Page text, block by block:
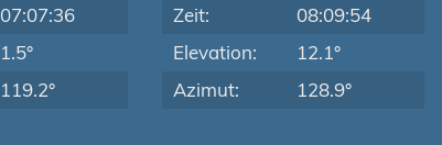
07:07:36
1.5°
119.2°
Zeit:
08:09:54
Elevation:
12.1°
Azimut:
128.9°